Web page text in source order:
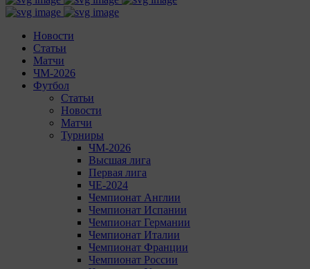
Новости
Статьи
Матчи
ЧМ-2026
Футбол
Статьи
Новости
Матчи
Турниры
ЧМ-2026
Высшая лига
Первая лига
ЧЕ-2024
Чемпионат Англии
Чемпионат Испании
Чемпионат Германии
Чемпионат Италии
Чемпионат Франции
Чемпионат России